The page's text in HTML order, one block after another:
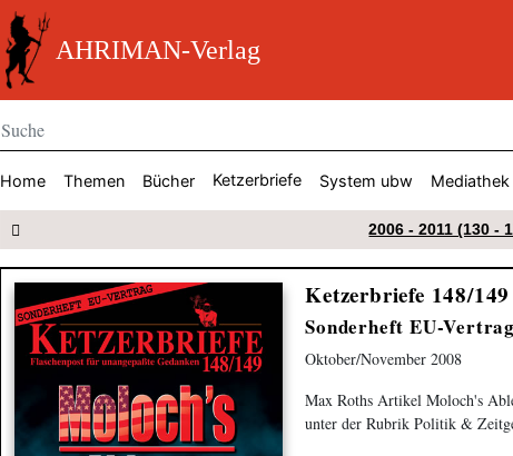
AHRIMAN-Verlag
Home Themen Bücher Ketzerbriefe System ubw Mediathek
2006 - 2011 (130 -
Ketzerbriefe 148/149
Sonderheft EU-Vertrag
Oktober/November 2008
Max Roths Artikel Moloch's
unter der Rubrik Politik &